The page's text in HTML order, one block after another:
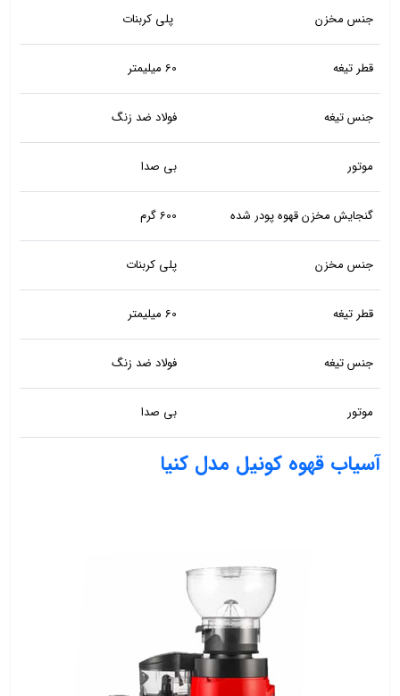
جنس مخزن پلی کربنات
قطر تیغه 60 میلیمتر
جنس تیغه فولاد ضد زنگ
موتور بی صدا
گنجایش مخزن قهوه پودر شده 600 گرم
جنس مخزن پلی کربنات
قطر تیغه 60 میلیمتر
جنس تیغه فولاد ضد زنگ
موتور بی صدا
آسیاب قهوه کونیل مدل کنیا